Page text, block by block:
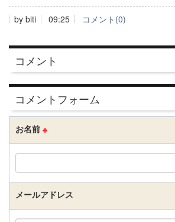
by biti 09:25 コメント(0)
コメント
コメントフォーム
お名前 ※
メールアドレス